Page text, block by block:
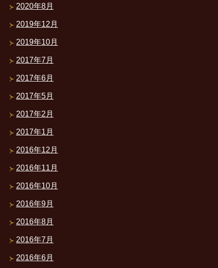
2020年8月
2019年12月
2019年10月
2017年7月
2017年6月
2017年5月
2017年2月
2017年1月
2016年12月
2016年11月
2016年10月
2016年9月
2016年8月
2016年7月
2016年6月